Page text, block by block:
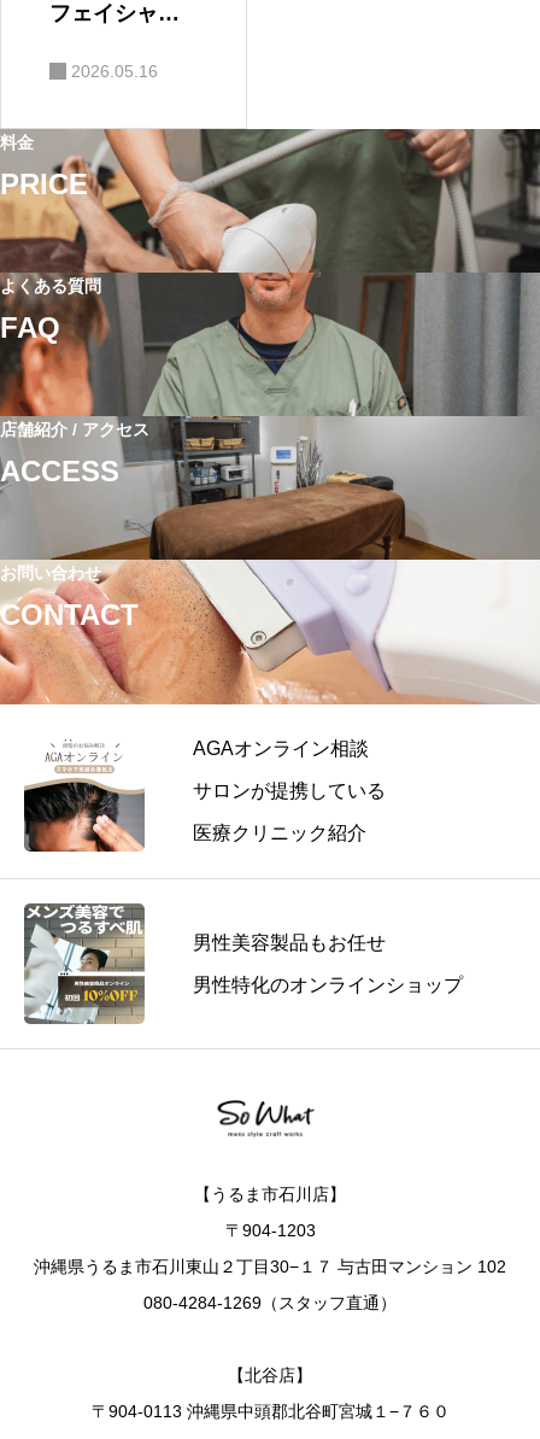
フェイシャル
理由とは？｜
北谷メンズフ
ェイシャル・
ヒゲ脱毛
2026.05.16
料金
PRICE
よくある質問
FAQ
店舗紹介 / アクセス
ACCESS
お問い合わせ
CONTACT
AGAオンライン相談
サロンが提携している
医療クリニック紹介
男性美容製品もお任せ
男性特化のオンラインショップ
【うるま市石川店】
〒904-1203
沖縄県うるま市石川東山２丁目30−１７ 与古田マンション 102
080-4284-1269（スタッフ直通）
【北谷店】
〒904-0113 沖縄県中頭郡北谷町宮城１−７６０